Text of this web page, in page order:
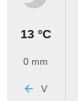
13 °C
0 mm
V